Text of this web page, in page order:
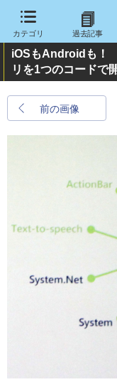
カテゴリ 過去記事
iOSもAndroidも！
リを1つのコードで
前の画像